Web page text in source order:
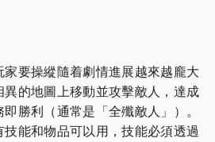
要操縱隨着劇情進展越來越龐大
的地圖上移動並攻擊敵人，達成
勝利（通常是「全殲敵人」）。
能和物品可以用，技能必須透過